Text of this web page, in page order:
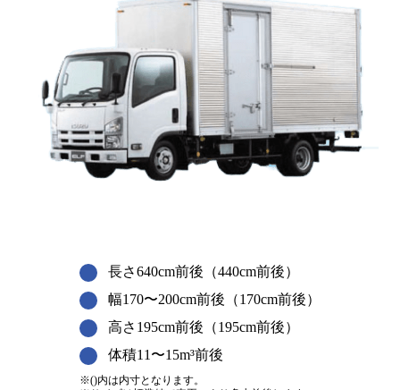
長さ640cm前後（440cm前後）
幅170〜200cm前後（170cm前後）
高さ195cm前後（195cm前後）
体積11〜15m³前後
※()内は内寸となります。